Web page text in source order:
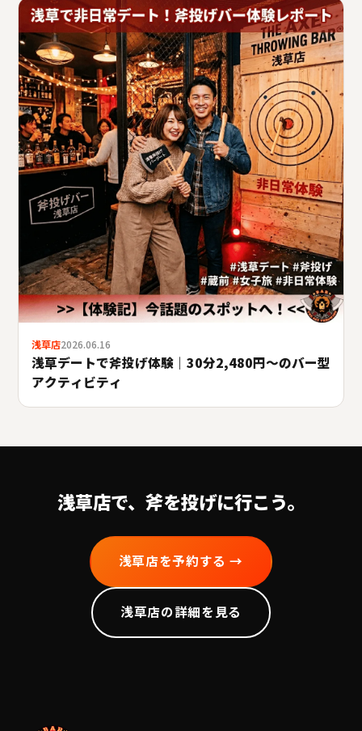
浅草店2026.06.16
浅草デートで斧投げ体験｜30分2,480円〜のバー型
アクティビティ
浅草店で、斧を投げに行こう。
浅草店を予約する →
浅草店の詳細を見る